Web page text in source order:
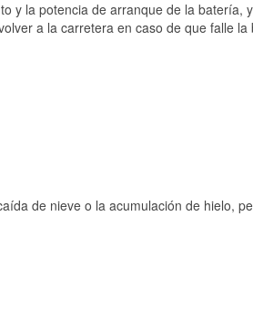
y la potencia de arranque de la batería,
a la carretera en caso de que falle la
de nieve o la acumulación de hielo,